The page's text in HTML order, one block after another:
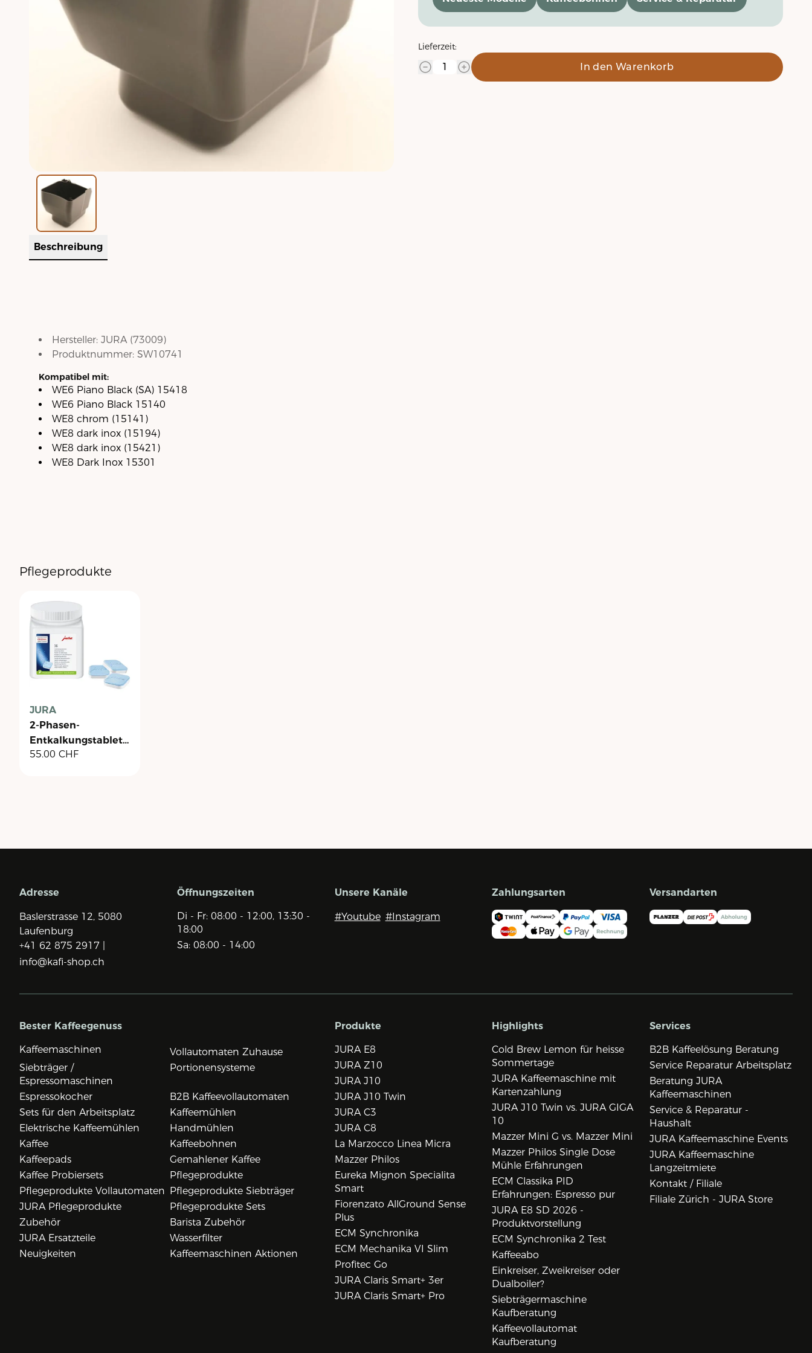
Lieferzeit:
In den Warenkorb
Beschreibung
Hersteller: JURA(73009)
Produktnummer: SW10741
Kompatibel mit:
WE6 Piano Black (SA) 15418
WE6 Piano Black 15140
WE8 chrom (15141)
WE8 dark inox (15194)
WE8 dark inox (15421)
WE8 Dark Inox 15301
Pflegeprodukte
JURA
2-Phasen-
Entkalkungstabletten
- Dose à 36 Stück
55.00 CHF
Adresse
Baslerstrasse 12, 5080
Laufenburg
+41 62 875 2917 |
info@kafi-shop.ch
Öffnungszeiten
Di - Fr: 08:00 - 12:00, 13:30 -
18:00
Sa: 08:00 - 14:00
Unsere Kanäle
#Youtube #Instagram
Zahlungsarten Versandarten
Bester Kaffeegenuss
Kaffeemaschinen
Vollautomaten Zuhause
Siebträger /
Espressomaschinen
Portionensysteme
Espressokocher
B2B Kaffeevollautomaten
Sets für den Arbeitsplatz
Kaffeemühlen
Elektrische Kaffeemühlen
Handmühlen
Kaffee
Kaffeebohnen
Kaffeepads
Gemahlener Kaffee
Kaffee Probiersets
Pflegeprodukte
Pflegeprodukte Vollautomaten Pflegeprodukte Siebträger
JURA Pflegeprodukte
Pflegeprodukte Sets
Zubehör
Barista Zubehör
JURA Ersatzteile
Wasserfilter
Neuigkeiten
Kaffeemaschinen Aktionen
Produkte
JURA E8
JURA Z10
JURA J10
JURA J10 Twin
JURA C3
JURA C8
La Marzocco Linea Micra
Mazzer Philos
Eureka Mignon Specialita
Smart
Fiorenzato AllGround Sense
Plus
ECM Synchronika
ECM Mechanika VI Slim
Profitec Go
JURA Claris Smart+ 3er
JURA Claris Smart+ Pro
Highlights
Cold Brew Lemon für heisse
Sommertage
JURA Kaffeemaschine mit
Kartenzahlung
JURA J10 Twin vs. JURA GIGA
10
Mazzer Mini G vs. Mazzer Mini
Mazzer Philos Single Dose
Mühle Erfahrungen
ECM Classika PID
Erfahrungen: Espresso pur
JURA E8 SD 2026 -
Produktvorstellung
ECM Synchronika 2 Test
Kaffeeabo
Einkreiser, Zweikreiser oder
Dualboiler?
Siebträgermaschine
Kaufberatung
Kaffeevollautomat
Kaufberatung
Services
B2B Kaffeelösung Beratung
Service Reparatur Arbeitsplatz
Beratung JURA
Kaffeemaschinen
Service & Reparatur -
Haushalt
JURA Kaffeemaschine Events
JURA Kaffeemaschine
Langzeitmiete
Kontakt / Filiale
Filiale Zürich - JURA Store